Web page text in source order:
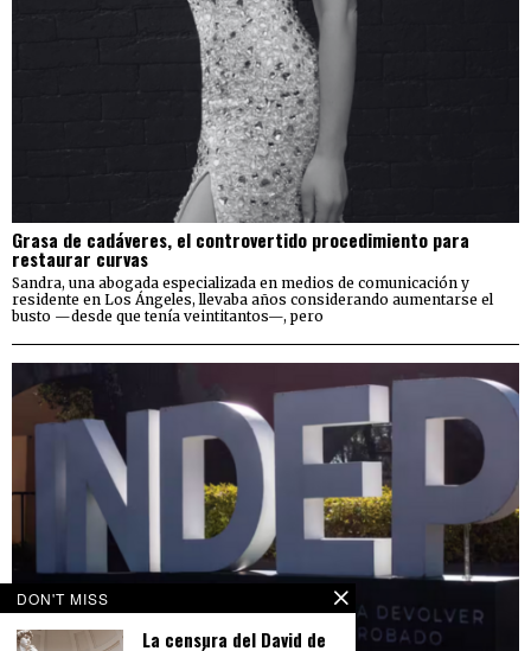
Grasa de cadáveres, el controvertido procedimiento para
restaurar curvas
Sandra, una abogada especializada en medios de comunicación y
residente en Los Ángeles, llevaba años considerando aumentarse el
busto —desde que tenía veintitantos—, pero
DON'T MISS
La censura del David de